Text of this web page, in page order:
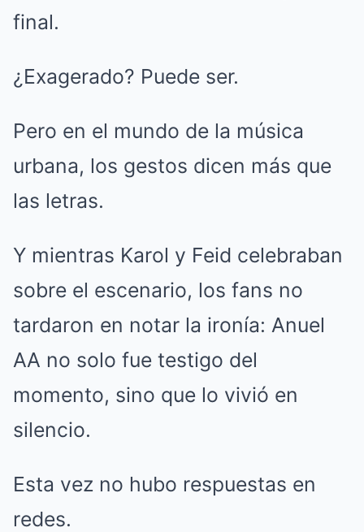
final.
¿Exagerado? Puede ser.
Pero en el mundo de la música
urbana, los gestos dicen más que
las letras.
Y mientras Karol y Feid celebraban
sobre el escenario, los fans no
tardaron en notar la ironía: Anuel
AA no solo fue testigo del
momento, sino que lo vivió en
silencio.
Esta vez no hubo respuestas en
redes.